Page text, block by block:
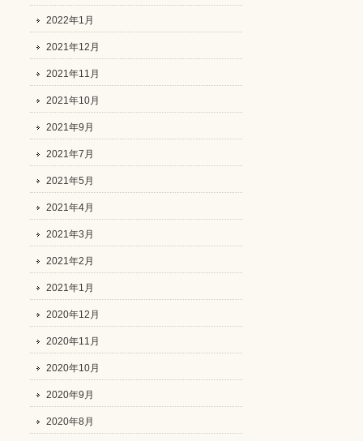
2022年1月
2021年12月
2021年11月
2021年10月
2021年9月
2021年7月
2021年5月
2021年4月
2021年3月
2021年2月
2021年1月
2020年12月
2020年11月
2020年10月
2020年9月
2020年8月